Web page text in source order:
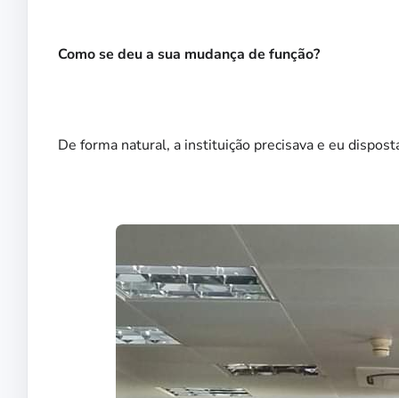
Como se deu a sua mudança de função?
De forma natural, a instituição precisava e eu